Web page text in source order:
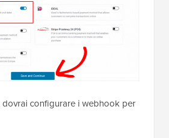
dovrai configurare i webhook per